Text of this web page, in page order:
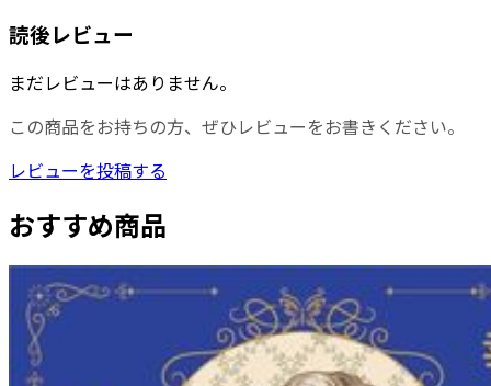
読後レビュー
まだレビューはありません。
この商品をお持ちの方、ぜひレビューをお書きください。
レビューを投稿する
おすすめ商品